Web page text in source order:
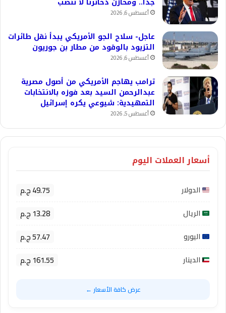
أغسطس 6, 2026
عاجل- سلاح الجو الأمريكي يبدأ نقل طائرات
التزيود بالوقود من مطار بن جوريون
أغسطس 6, 2026
ترامب يهاجم الأمريكي من أصول مصرية
عبدالرحمن السيد بعد فوزه بالانتخابات
التمهيدية: شيوعي يكره إسرائيل
أغسطس 5, 2026
أسعار العملات اليوم
الدولار 49.75 ج.م
الريال 13.28 ج.م
اليورو 57.47 ج.م
الدينار 161.55 ج.م
عرض كافة الأسعار ←